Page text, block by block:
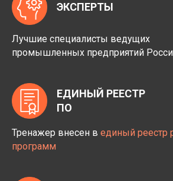
ЭКСПЕРТЫ
Лучшие специалисты ведущих
промышленных предприятий
ЕДИНЫЙ РЕЕСТР
ПО
Тренажер внесен в единый реестр
программ